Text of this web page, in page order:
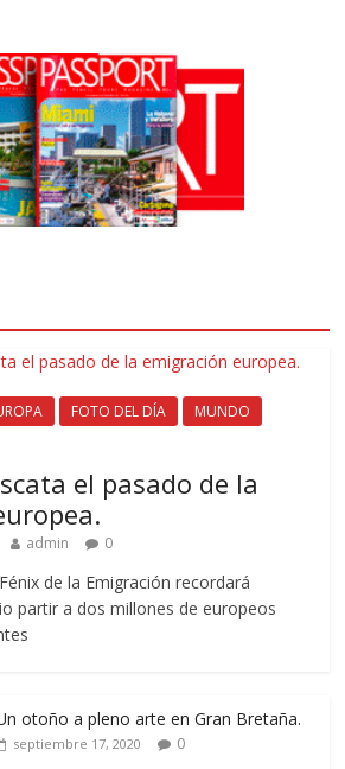
FOTO DEL DÍA
MUNDO
el pasado de la
admin 0
de la Emigración recordará
partir a dos millones de europeos
otoño a pleno arte en Gran Bretaña.
septiembre 17, 2020 0